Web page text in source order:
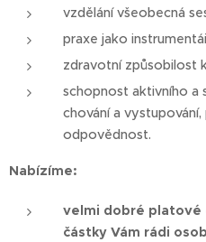
vzdělání všeobecná
praxe jako
zdravotní způsobilost
schopnost aktivního a
chování a
odpovědnost.
Nabízíme:
velmi dobré platové
částky Vám rádi